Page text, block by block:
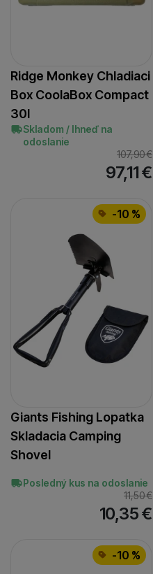
Ridge Monkey Chladiaci
Box CoolaBox Compact
30l
Skladom / Ihneď na
odoslanie
107,90€
97,11€
-10 %
Giants Fishing Lopatka
Skladacia Camping
Shovel
Posledný kus na odoslanie
11,50€
10,35€
-10 %